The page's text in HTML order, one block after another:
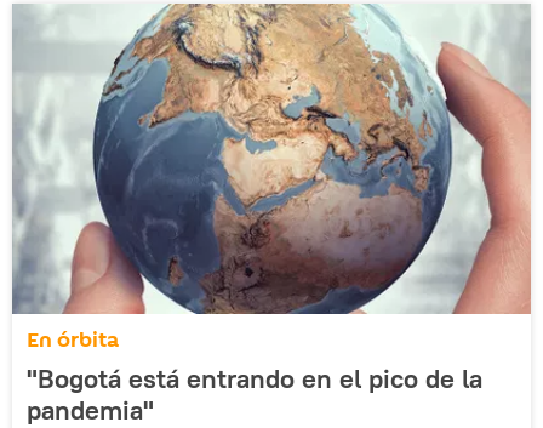
En órbita
"Bogotá está entrando en el pico de la
pandemia"